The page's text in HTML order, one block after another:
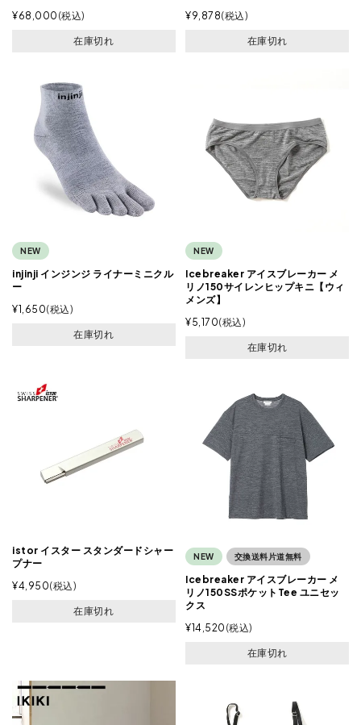
¥68,000 税込
在庫切れ
¥9,878 税込
在庫切れ
NEW
injinji インジンジ ライナーミニクル
ー
¥1,650 税込
在庫切れ
NEW
Icebreaker アイスブレーカー メ
リノ150サイレンヒップキニ【ウィ
メンズ】
¥5,170 税込
在庫切れ
istor イスター スタンダードシャー
プナー
¥4,950 税込
在庫切れ
NEW 交換送料片道無料
Icebreaker アイスブレーカー メ
リノ150SSポケットTee ユニセッ
クス
¥14,520 税込
在庫切れ